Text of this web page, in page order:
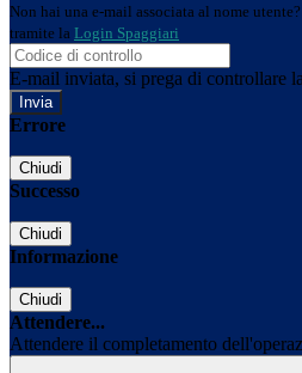
Non hai una e-mail associata al nome
tramite la Login Spaggiari
E-mail inviata, si prega di controllare
Errore
Chiudi
Successo
Chiudi
Informazione
Chiudi
Attendere...
Attendere il completamento